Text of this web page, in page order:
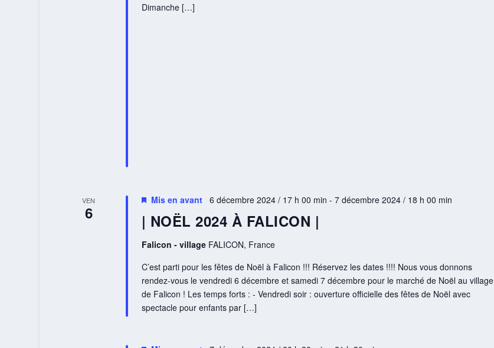
Dimanche […]
VEN
6 | NOËL 2024 À FALICON |
Mis en avant 6 décembre 2024 / 17 h 00 min - 7 décembre 2024 / 18 h 00 min
Falicon - village FALICON, France
C’est parti pour les fêtes de Noël à Falicon !!! Réservez les dates !!!! Nous vous donnons
rendez-vous le vendredi 6 décembre et samedi 7 décembre pour le marché de Noël au village
de Falicon ! Les temps forts : - Vendredi soir : ouverture officielle des fêtes de Noël avec
spectacle pour enfants par […]